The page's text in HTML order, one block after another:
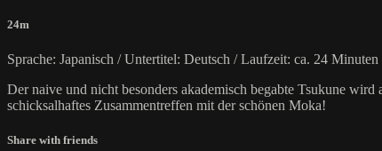
24m
Sprache: Japanisch / Untertitel: Deutsch / Laufzeit: ca. 24 Minuten
Der naive und nicht besonders akademisch begabte Tsukune
schicksalhaftes Zusammentreffen mit der schönen Moka!
Share with friends